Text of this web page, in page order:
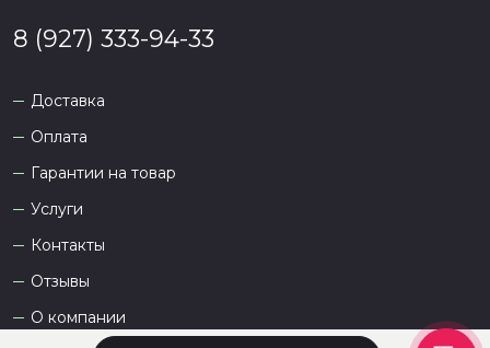
8 (927) 333-94-33
Доставка
Оплата
Гарантии на товар
Услуги
Контакты
Отзывы
О компании